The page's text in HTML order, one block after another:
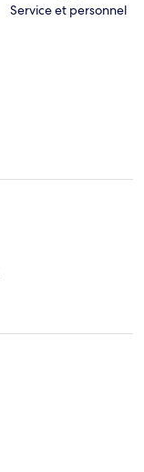
Service et personnel